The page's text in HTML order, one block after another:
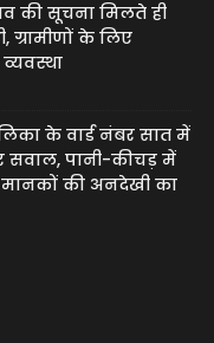
की सूचना मिलते ही
ग्रामीणों के लिए
के वार्ड नंबर सात में
सवाल, पानी-कीचड़ में
मानकों की अनदेखी का